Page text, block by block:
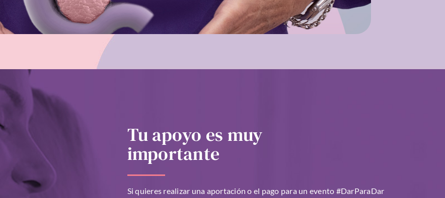
Tu apoyo es muy
importante
Si quieres realizar una aportación o el pago para un evento #DarParaDar